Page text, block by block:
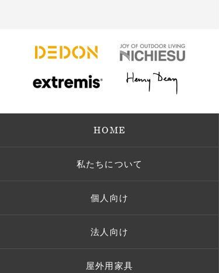
HOME
私たちについて
個人向け
法人向け
屋外用家具